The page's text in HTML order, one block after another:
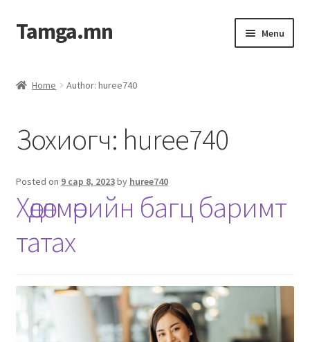
Tamga.mn Menu
Гэрээний загвар
Ажил гүйцэтгэх гэрээ
Дотоод журмын багц
Журмууд​
Компанийн удирдлагын бичиг баримт
Нягтлан бодох бүртгэл
Home Author: huree740
Зохиогч: huree740
Posted on 9 сар 8, 2023by huree740
Хөдөлмөрийн багц баримт
татах